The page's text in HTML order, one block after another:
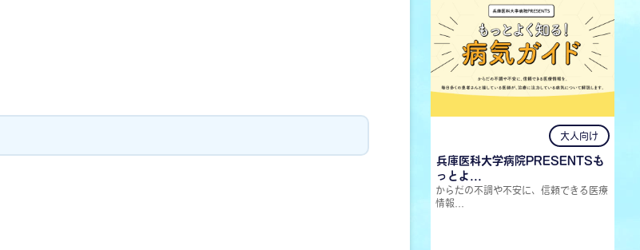
大人向け
兵庫医科大学病院PRESENTSも
っとよ...
からだの不調や不安に、信頼できる医療
情報...